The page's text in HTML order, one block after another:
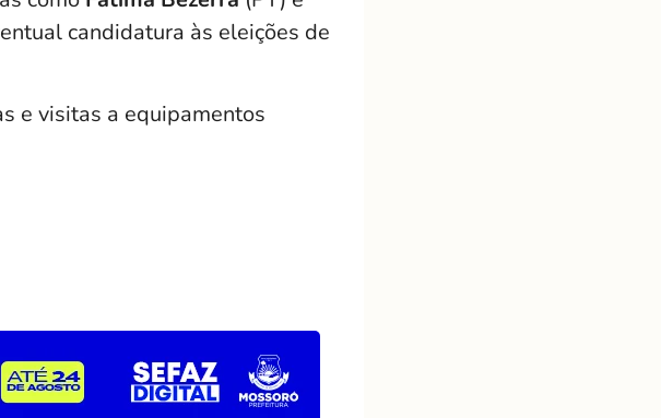
candidatura às eleições de
e visitas a equipamentos